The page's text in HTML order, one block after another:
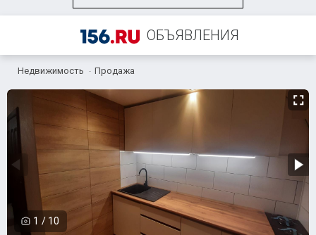
ОБЪЯВЛЕНИЯ
Недвижимость Продажа
1 / 10